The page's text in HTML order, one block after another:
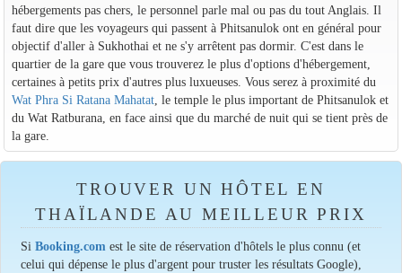
hébergements pas chers, le personnel parle mal ou pas du tout Anglais. Il
faut dire que les voyageurs qui passent à Phitsanulok ont en général pour
objectif d'aller à Sukhothai et ne s'y arrêtent pas dormir. C'est dans le
quartier de la gare que vous trouverez le plus d'options d'hébergement,
certaines à petits prix d'autres plus luxueuses. Vous serez à proximité du
Wat Phra Si Ratana Mahatat, le temple le plus important de Phitsanulok et
du Wat Ratburana, en face ainsi que du marché de nuit qui se tient près de
la gare.
TROUVER UN HÔTEL EN
THAÏLANDE AU MEILLEUR PRIX
SiBooking.com est le site de réservation d'hôtels le plus connu (et
celui qui dépense le plus d'argent pour truster les résultats Google),